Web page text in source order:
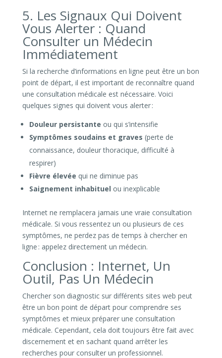
5. Les Signaux Qui Doivent
Vous Alerter : Quand
Consulter un Médecin
Immédiatement
Si la recherche d’informations en ligne peut être un bon
point de départ, il est important de reconnaître quand
une consultation médicale est nécessaire. Voici
quelques signes qui doivent vous alerter :
Douleur persistante ou qui s’intensifie
Symptômes soudains et graves (perte de
connaissance, douleur thoracique, difficulté à
respirer)
Fièvre élevée qui ne diminue pas
Saignement inhabituel ou inexplicable
Internet ne remplacera jamais une vraie consultation
médicale. Si vous ressentez un ou plusieurs de ces
symptômes, ne perdez pas de temps à chercher en
ligne : appelez directement un médecin.
Conclusion : Internet, Un
Outil, Pas Un Médecin
Chercher son diagnostic sur différents sites web peut
être un bon point de départ pour comprendre ses
symptômes et mieux préparer une consultation
médicale. Cependant, cela doit toujours être fait avec
discernement et en sachant quand arrêter les
recherches pour consulter un professionnel.